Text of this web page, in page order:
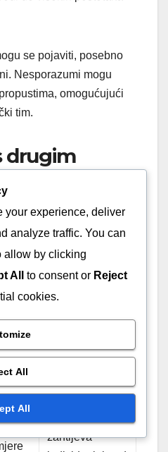
se pojaviti, posebno
Nesporazumi mogu
omogućujući
tim.
drugim
Ranjiva na
šuteve izvana,
zahtijeva
your experience, deliver
analyze traffic. You can
allow by clicking
All to consent or Reject
cookies.
All
All